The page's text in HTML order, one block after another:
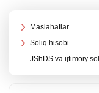
Maslahatlar
Soliq hisobi
JShDS va ijtimoiy